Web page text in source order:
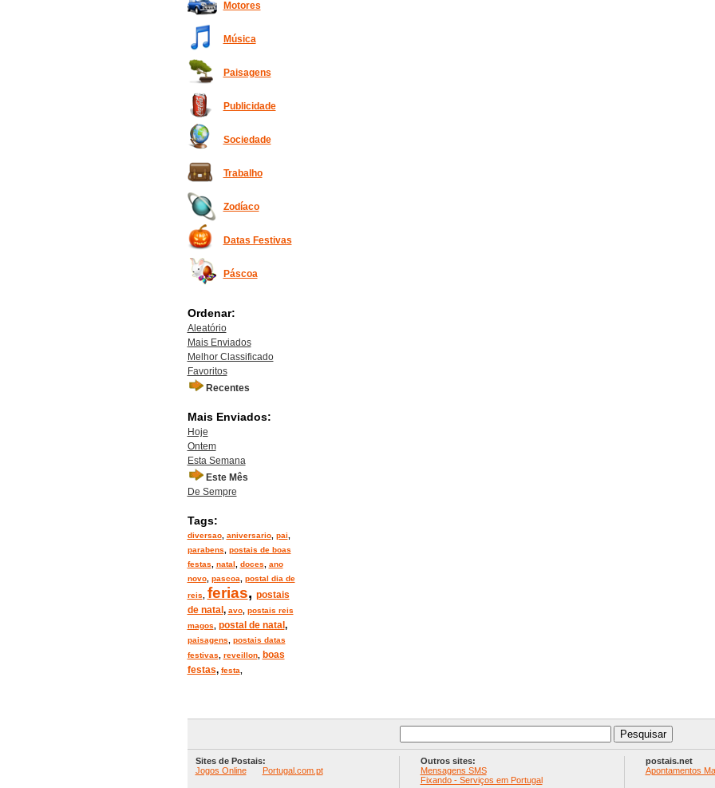
Motores
Música
Paisagens
Publicidade
Sociedade
Trabalho
Zodíaco
Datas Festivas
Páscoa
Ordenar:
Aleatório
Mais Enviados
Melhor Classificado
Favoritos
Recentes
Mais Enviados:
Hoje
Ontem
Esta Semana
Este Mês
De Sempre
Tags:
diversao, aniversario, pai
parabens
postais de boas
festas
natal doces
ano
novo, pascoa
postal dia de
reis
ferias, postais
de natal , avo, postais reis
magos
postal de natal ,
paisagens
postais datas
festivas
reveillon,
boas
festas, festa
Sites de Postais:
Jogos Online
Portugal.com.pt
Outros sites:
Mensagens SMS
Fixando - Serviços em Portugal
postais.net
Apontamentos